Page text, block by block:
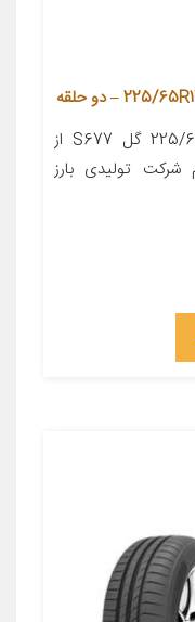
معرفی محصول لاستیک بارز 225/65R17 گل S677 از
شرکت تولیدی بارز